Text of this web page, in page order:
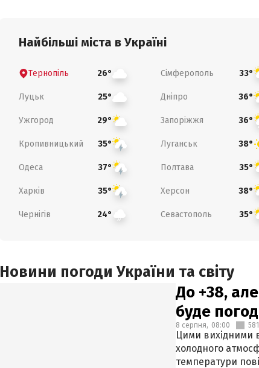
Найбільші міста в Україні
Тернопіль 26° Сімферополь 33°
Луцьк 25° Дніпро 36°
Ужгород 29° Запоріжжя 36°
Кропивницький 35° Луганськ 38°
Одеса 37° Полтава 35°
Харків 35° Херсон 38°
Чернігів 24° Севастополь 35°
Новини погоди України та світу
До +38,
буде
8 серпня, 08:00 581
Цими вихідними
холодного
температури